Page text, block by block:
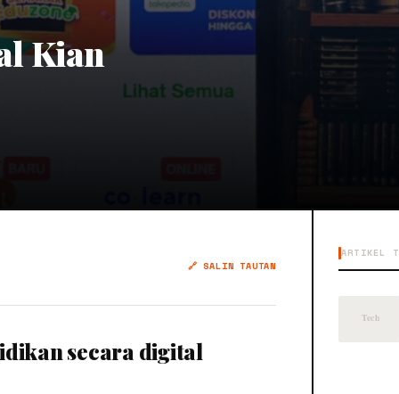
Kian
🔗 SALIN TAUTAN
secara digital
ARTIKEL